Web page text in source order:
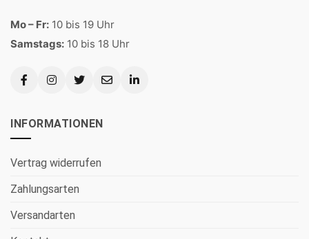
Mo – Fr: 10 bis 19 Uhr
Samstags: 10 bis 18 Uhr
INFORMATIONEN
Vertrag widerrufen
Zahlungsarten
Versandarten